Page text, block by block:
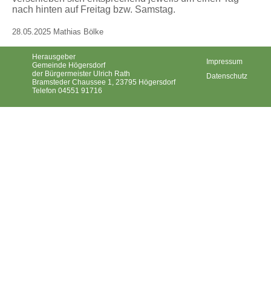
nach hinten auf Freitag bzw. Samstag.
28.05.2025 Mathias Bölke
Herausgeber
Gemeinde Högersdorf
der Bürgermeister Ulrich Rath
Bramsteder Chaussee 1, 23795 Högersdorf
Telefon 04551 91716
Impressum
Datenschutz